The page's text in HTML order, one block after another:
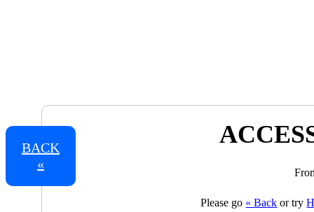
BACK
«
Please go « Back or try